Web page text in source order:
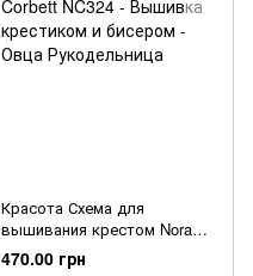
Красота Схема для
вышивания крестом Nora
Corbett NC324
470.00 грн